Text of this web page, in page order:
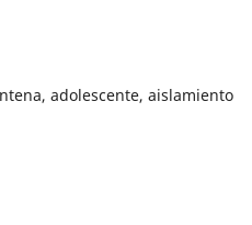
adolescente, aislamiento